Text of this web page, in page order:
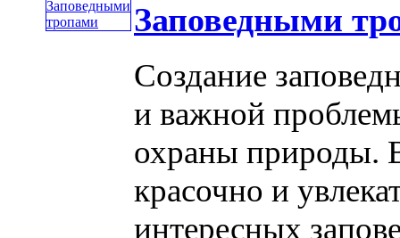
Заповедными
Создание
и важной
охраны природы.
красочно и
интересных